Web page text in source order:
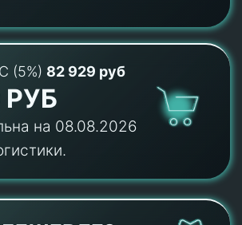
(5%) 82 929 руб
РУБ
на 08.08.2026